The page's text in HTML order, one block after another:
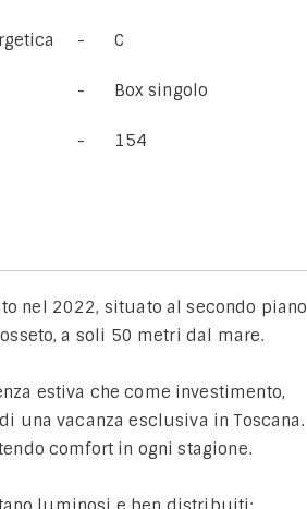
C
Box singolo
154
nel 2022, situato al secondo piano
a soli 50 metri dal mare.
estiva che come investimento,
una vacanza esclusiva in Toscana.
comfort in ogni stagione.